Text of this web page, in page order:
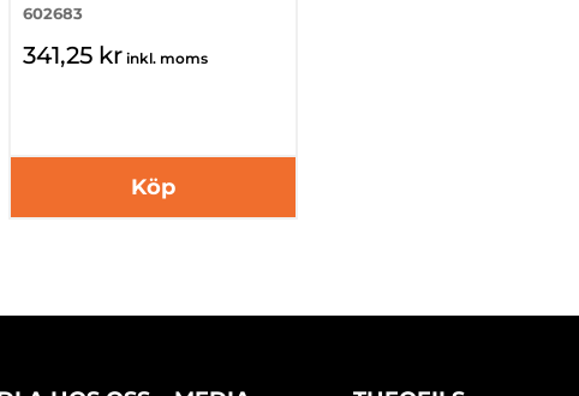
602683
341,25 kr inkl. moms
Köp